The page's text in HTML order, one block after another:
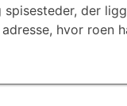
der
hvor roen